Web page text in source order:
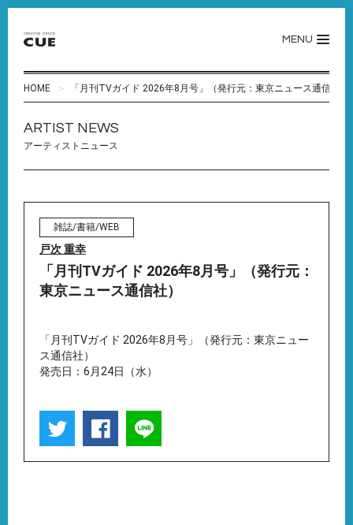
MENU
HOME 「月刊TVガイド 2026年8月号」（発行元：東京ニュース通信社）
ARTIST NEWS
アーティストニュース
雑誌/書籍/WEB
戸次 重幸
「月刊TVガイド 2026年8月号」（発行元：
東京ニュース通信社）
「月刊TVガイド 2026年8月号」（発行元：東京ニュー
ス通信社）
発売日：6月24日（水）